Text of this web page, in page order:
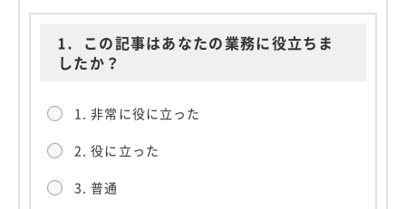
1. この記事はあなたの業務に役立ちま
したか？
1. 非常に役に立った
2. 役に立った
3. 普通